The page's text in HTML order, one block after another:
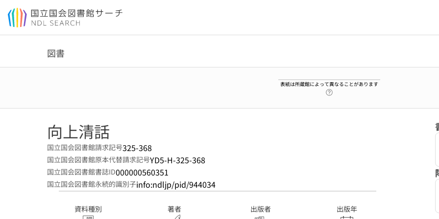
本文へ移動
図書
表紙は所蔵館によって異なることがあります
向上清話
国立国会図書館請求記号325-368
国立国会図書館原本代替請求記号YD5-H-325-368
国立国会図書館書誌ID000000560351
国立国会図書館永続的識別子info:ndljp/pid/944034
資料種別 著者 出版者 出版年